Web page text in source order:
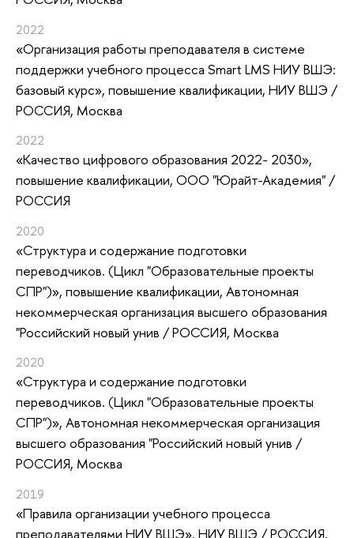
2022
«Организация работы преподавателя в системе
поддержки учебного процесса Smart LMS НИУ ВШЭ:
базовый курс», повышение квалификации, НИУ ВШЭ /
РОССИЯ, Москва
2022
«Качество цифрового образования 2022- 2030»,
повышение квалификации, ООО "Юрайт-Академия" /
РОССИЯ
2020
«Структура и содержание подготовки
переводчиков. (Цикл "Образовательные проекты
СПР")», повышение квалификации, Автономная
некоммерческая организация высшего образования
"Российский новый унив / РОССИЯ, Москва
2020
«Структура и содержание подготовки
переводчиков. (Цикл "Образовательные проекты
СПР")», Автономная некоммерческая организация
высшего образования "Российский новый унив /
РОССИЯ, Москва
2019
«Правила организации учебного процесса
преподавателями НИУ ВШЭ», НИУ ВШЭ / РОССИЯ,